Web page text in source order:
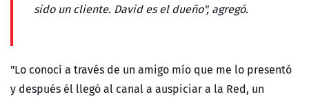
sido un cliente. David es el dueño", agregó.
"Lo conocí a través de un amigo mío que me lo presentó
y después él llegó al canal a auspiciar a la Red, un